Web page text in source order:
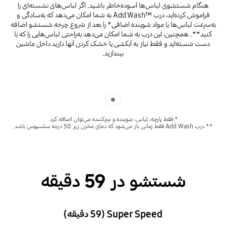
هنگام شستشوی لباس‌ها آسوده‌خاطر باشید. اگر لباس‌‌های نشسته‌ای را
فراموش کرده‌اید، درب Add Wash™‎ به شما امکان می‌دهد که به‌سادگی و
به‌سرعت لباس‌ها یا مواد شوینده اضافی* را بعد از شروع چرخه شستشو اضافه
کنید**. همچنین، این درب به شما امکان می‌دهد به‌راحتی لباس‌هایی را که با
دست شسته‌اید و فقط نیاز به آبکشی یا خشک کردن آنها دارید داخل ماشین
بیندازید.
* فقط پارچه، لباس، شوینده و نرم‌کننده می‌توان اضافه کرد.
** درب Add Wash فقط زمانی باز می‌شود که دمای مخزن زیر 50 درجه سلسیوس باشد.
شستشو در 59 دقیقه
Super Speed (‏59 دقیقه)